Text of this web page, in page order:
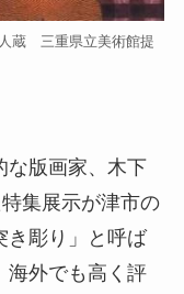
蔵 三重県立美術館提
版画家、木下
集展示が津市の
き彫り」と呼ば
海外でも高く評